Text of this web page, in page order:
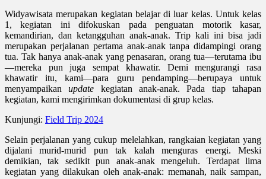
Widyawisata merupakan kegiatan belajar di luar kelas. Untuk kelas
1, kegiatan ini difokuskan pada penguatan motorik kasar,
kemandirian, dan ketangguhan anak-anak. Trip kali ini bisa jadi
merupakan perjalanan pertama anak-anak tanpa didampingi orang
tua. Tak hanya anak-anak yang penasaran, orang tua—terutama ibu
—mereka pun juga sempat khawatir. Demi mengurangi rasa
khawatir itu, kami—para guru pendamping—berupaya untuk
menyampaikanupdate kegiatan anak-anak. Pada tiap tahapan
kegiatan, kami mengirimkan dokumentasi di grup kelas.
Kunjungi: Field Trip 2024
Selain perjalanan yang cukup melelahkan, rangkaian kegiatan yang
dijalani murid-murid pun tak kalah menguras energi. Meski
demikian, tak sedikit pun anak-anak mengeluh. Terdapat lima
kegiatan yang dilakukan oleh anak-anak: memanah, naik sampan,